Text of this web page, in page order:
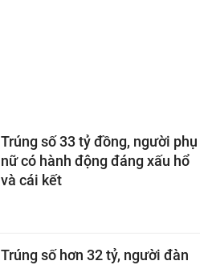
Trúng số 33 tỷ đồng, người phụ
nữ có hành động đáng xấu hổ
và cái kết
Trúng số hơn 32 tỷ, người đàn